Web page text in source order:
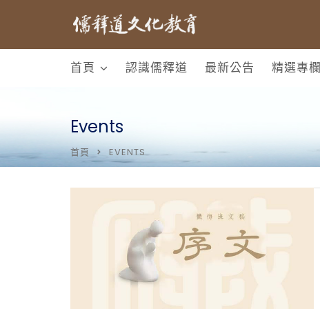
首頁 認識儒釋道 最新公告 精選專欄
Events
首頁 EVENTS